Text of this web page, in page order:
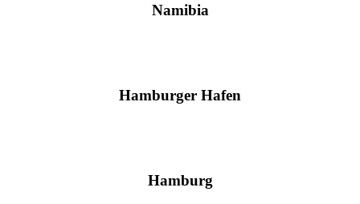
Namibia
Hamburger Hafen
Hamburg